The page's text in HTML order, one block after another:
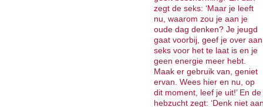
zegt de seks: ‘Maar je leeft
nu, waarom zou je aan je
oude dag denken? Je jeugd
gaat voorbij, geef je over aan
seks voor het te laat is en je
geen energie meer hebt.
Maak er gebruik van, geniet
ervan. Wees hier en nu, op
dit moment, leef je uit!’ En de
hebzucht zegt: ‘Denk niet